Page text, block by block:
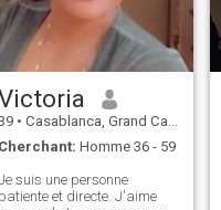
• Casablanca, Grand Casablanca, Maroc
Cherchant: Homme 36 - 59
suis une personne
patiente et directe. J'aime